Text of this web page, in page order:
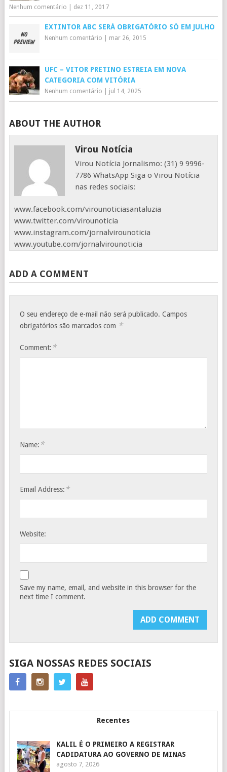
Nenhum comentário dez 11, 2017
EXTINTOR ABC SERÁ OBRIGATÓRIO SÓ EM JULHO
Nenhum comentário mar 26, 2015
UFC – VITOR PRETINO ESTREIA EM NOVA
CATEGORIA COM VITÓRIA
Nenhum comentário jul 14, 2025
ABOUT THE AUTHOR
Virou Notícia
Virou Notícia Jornalismo: (31) 9 9996-
7786 WhatsApp Siga o Virou Notícia
nas redes sociais:
www.facebook.com/virounoticiasantaluzia
www.twitter.com/virounoticia
www.instagram.com/jornalvirounoticia
www.youtube.com/jornalvirounoticia
ADD A COMMENT
O seu endereço de e-mail não será publicado. Campos
obrigatórios são marcados com *
Comment: *
Name: *
Email Address: *
Website:
Save my name, email, and website in this browser for the
next time I comment.
SIGA NOSSAS REDES SOCIAIS
Recentes
KALIL É O PRIMEIRO A REGISTRAR
CADIDATURA AO GOVERNO DE MINAS
agosto 7, 2026